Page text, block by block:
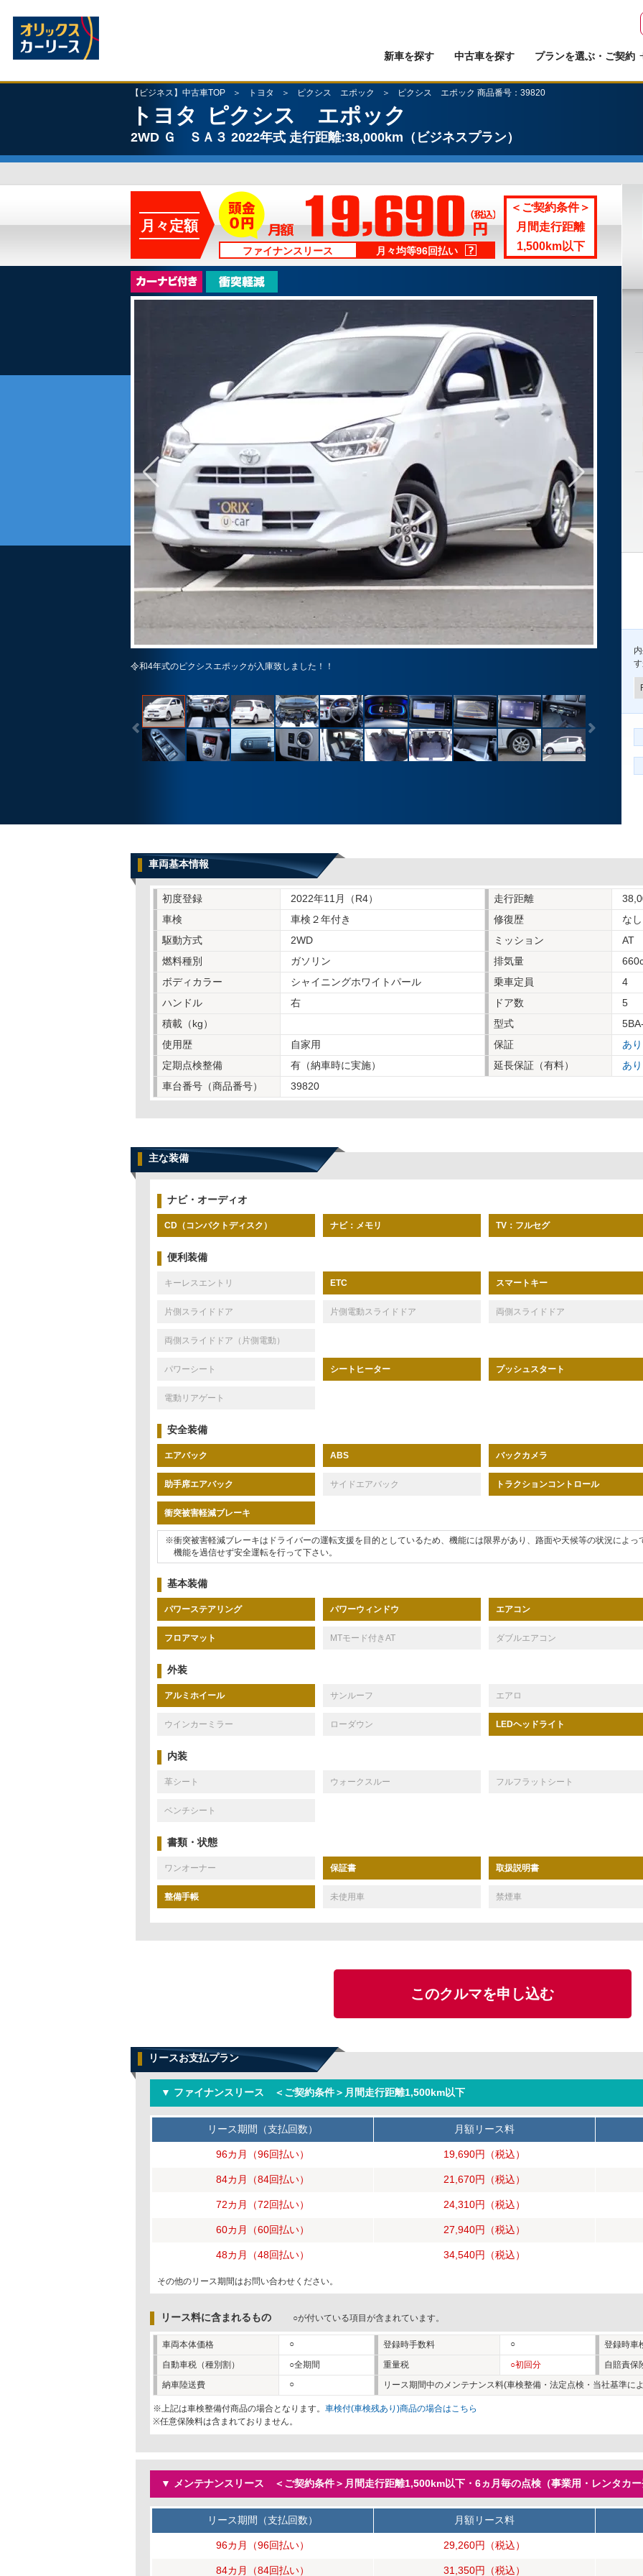
新車を探す 中古車を探す プランを選ぶ・ご契約
【ビジネス】中古車TOP トヨタ ピクシス エポック ピクシス エポック 商品番号：39820
トヨタ ピクシス エポック
2WD Ｇ ＳＡ３ 2022年式 走行距離:38,000km （ビジネスプラン）
月々定額
ファイナンスリース 月々均等96回払い
＜ご契約条件＞
月間走行距離
1,500km以下
令和4年式のピクシスエポックが入庫致しました！！
車両基本情報
初度登録 2022年11月（R4） 走行距離
車検
車検２年付き 修復歴
なし
駆動方式
2WD ミッション
AT
燃料種別
ガソリン 排気量
ボディカラー
シャイニングホワイトパール 乗車定員
4
ハンドル
右 ドア数
5
積載（kg）
型式
使用歴
自家用 保証
あり
定期点検整備
有（納車時に実施） 延長保証（有料）
あり
車台番号（商品番号）
39820
主な装備
ナビ・オーディオ
CD（コンパクトディスク） ナビ：メモリ TV：フルセグ
便利装備
キーレスエントリ ETC スマートキー
片側スライドドア 片側電動スライドドア 両側スライドドア
両側スライドドア（片側電動）
パワーシート シートヒーター プッシュスタート
電動リアゲート
安全装備
エアバック ABS バックカメラ
助手席エアバック サイドエアバック トラクションコントロール
衝突被害軽減ブレーキ
※衝突被害軽減ブレーキはドライバーの運転支援を目的としているため、機能には限界があり、路面や天候等の状況によっ
機能を過信せず安全運転を行って下さい。
基本装備
パワーステアリング パワーウィンドウ エアコン
フロアマット MTモード付きAT ダブルエアコン
外装
アルミホイール サンルーフ エアロ
ウインカーミラー ローダウン LEDヘッドライト
内装
革シート ウォークスルー フルフラットシート
ベンチシート
書類・状態
ワンオーナー 保証書 取扱説明書
整備手帳 未使用車 禁煙車
このクルマを申し込む
リースお支払プラン
▼ ファイナンスリース ＜ご契約条件＞月間走行距離1,500km以下
リース期間（支払回数） 月額リース料
96カ月（96回払い） 19,690円 （税込）
84カ月（84回払い） 21,670円 （税込）
72カ月（72回払い） 24,310円 （税込）
60カ月（60回払い） 27,940円 （税込）
48カ月（48回払い） 34,540円 （税込）
その他のリース期間はお問い合わせください。
リース料に含まれるもの ○が付いている項目が含まれています。
車両本体価格 ○ 登録時手数料 ○ 登録時車
自動車税（種別割） ○全期間 重量税 ○初回分 自賠責保
納車陸送費
○ リース期間中のメンテナンス料(車検整備・法定点検・当社基準に
※上記は車検整備付商品の場合となります。 車検付(車検残あり)商品の場合はこちら
※任意保険料は含まれておりません。
▼ メンテナンスリース ＜ご契約条件＞月間走行距離1,500km以下・6ヵ月毎の点検（事業用・レンタカー
リース期間（支払回数） 月額リース料
96カ月（96回払い） 29,260円 （税込）
84カ月（84回払い） 31,350円 （税込）